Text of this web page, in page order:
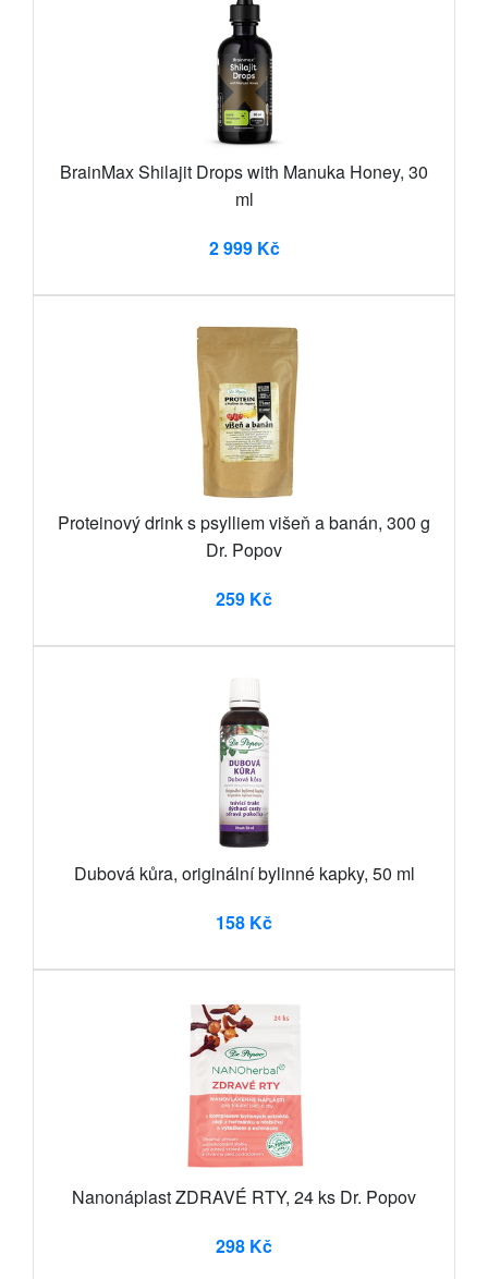
BrainMax Shilajit Drops with Manuka Honey, 30
ml
2 999 Kč
Proteinový drink s psylliem višeň a banán, 300 g
Dr. Popov
259 Kč
Dubová kůra, originální bylinné kapky, 50 ml
158 Kč
Nanonáplast ZDRAVÉ RTY, 24 ks Dr. Popov
298 Kč